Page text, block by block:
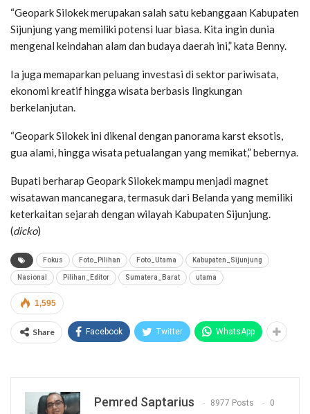
“Geopark Silokek merupakan salah satu kebanggaan Kabupaten
Sijunjung yang memiliki potensi luar biasa. Kita ingin dunia
mengenal keindahan alam dan budaya daerah ini,” kata Benny.
Ia juga memaparkan peluang investasi di sektor pariwisata,
ekonomi kreatif hingga wisata berbasis lingkungan
berkelanjutan.
“Geopark Silokek ini dikenal dengan panorama karst eksotis,
gua alami, hingga wisata petualangan yang memikat,” bebernya.
Bupati berharap Geopark Silokek mampu menjadi magnet
wisatawan mancanegara, termasuk dari Belanda yang memiliki
keterkaitan sejarah dengan wilayah Kabupaten Sijunjung.
(dicko)
Fokus Foto_Pilihan Foto_Utama Kabupaten_Sijunjung
Nasional Pilihan_Editor Sumatera_Barat utama
1,595
Share Facebook Twitter WhatsApp
Pemred Saptarius 8977 Posts 0